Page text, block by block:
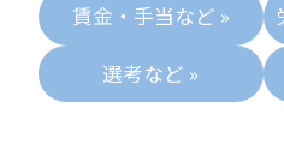
賃金・手当など »
選考など »